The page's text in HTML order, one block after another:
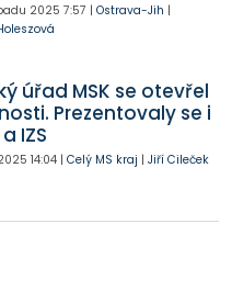
2025 7:57 | Ostrava-Jih |
úřad MSK se otevřel
Prezentovaly se i
IZS
14:04| Celý MS kraj | Jiří Cileček